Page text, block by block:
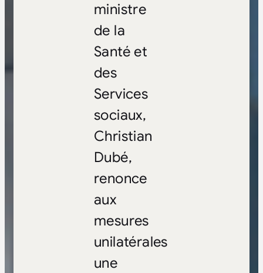
ministre
de la
Santé et
des
Services
sociaux,
Christian
Dubé,
renonce
aux
mesures
unilatérales
une